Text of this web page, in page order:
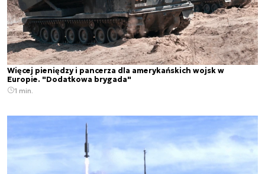
Więcej pieniędzy i pancerza dla amerykańskich wojsk w
Europie. "Dodatkowa brygada"
1 min.